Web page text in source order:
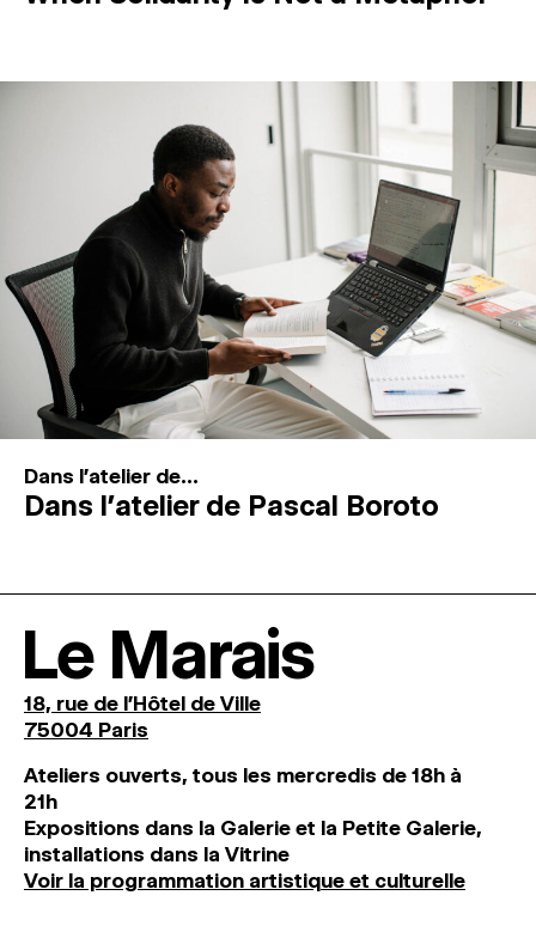
Dans l'atelier de...
Dans l’atelier de Pascal Boroto
Le Marais
18, rue de l'Hôtel de Ville
75004 Paris
Ateliers ouverts, tous les mercredis de 18h à
21h
Expositions dans la Galerie et la Petite Galerie,
installations dans la Vitrine
Voir la programmation artistique et culturelle